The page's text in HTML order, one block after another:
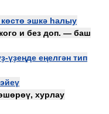
эшкә һалыу
и без доп. — баш
үҙеңде еңелгән тип
хурлау